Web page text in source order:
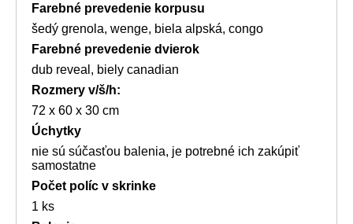
Farebné prevedenie korpusu
šedý grenola, wenge, biela alpská, congo
Farebné prevedenie dvierok
dub reveal, biely canadian
Rozmery v/š/h:
72 x 60 x 30 cm
Úchytky
nie sú súčasťou balenia, je potrebné ich zakúpiť
samostatne
Počet políc v skrinke
1 ks